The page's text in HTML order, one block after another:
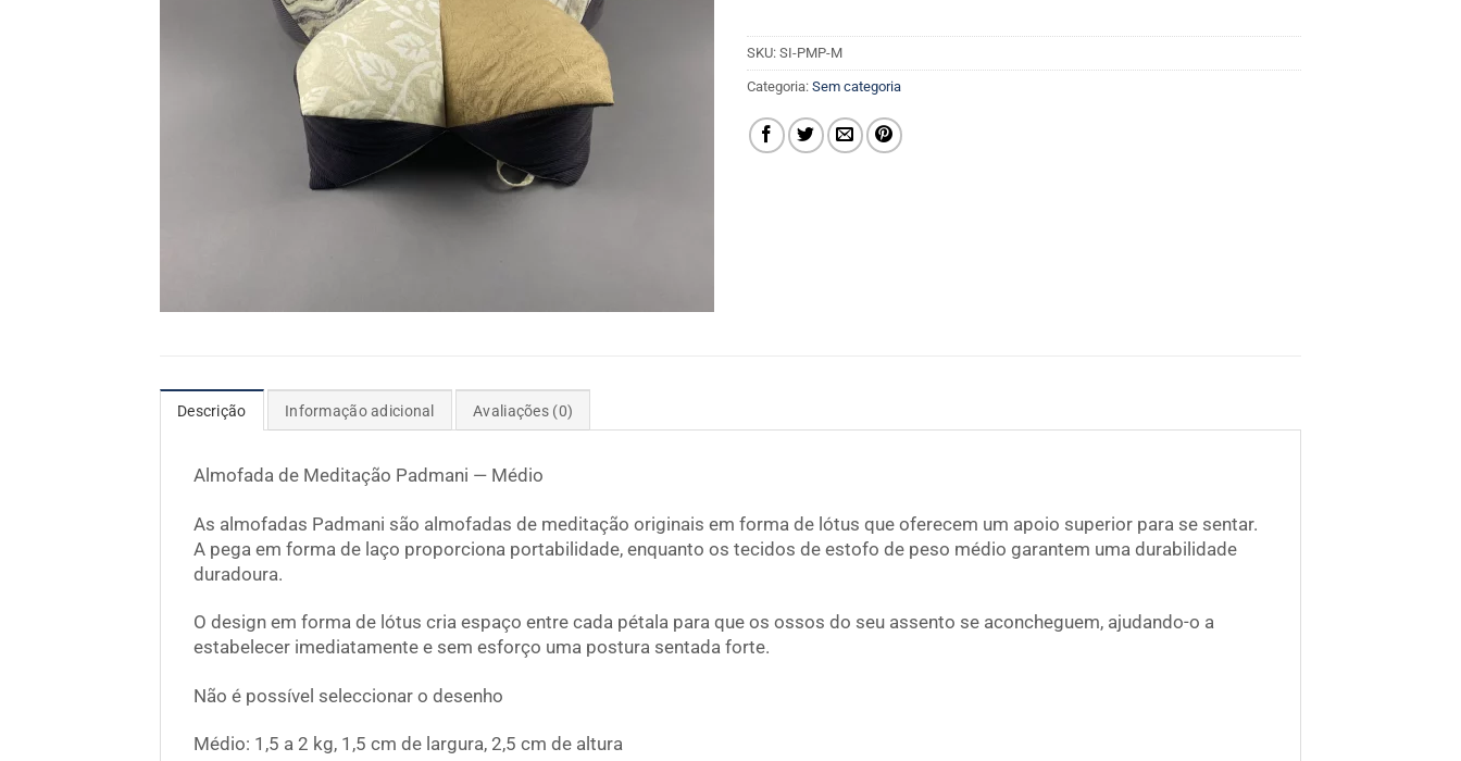
SKU: SI-PMP-M
Categoria: Sem categoria
Descrição Informação adicional Avaliações (0)
Almofada de Meditação Padmani — Médio
As almofadas Padmani são almofadas de meditação originais em forma de lótus que oferecem um apoio superior para se sentar.
A pega em forma de laço proporciona portabilidade, enquanto os tecidos de estofo de peso médio garantem uma durabilidade
duradoura.
O design em forma de lótus cria espaço entre cada pétala para que os ossos do seu assento se aconcheguem, ajudando-o a
estabelecer imediatamente e sem esforço uma postura sentada forte.
Não é possível seleccionar o desenho
Médio: 1,5 a 2 kg, 1,5 cm de largura, 2,5 cm de altura